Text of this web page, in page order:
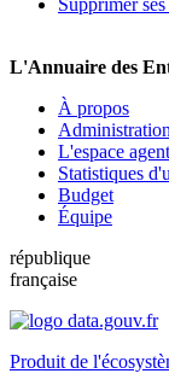
Supprimer
L'Annuaire des
À propos
L'espace
Statistiques
Budget
Équipe
république
française
Produit de